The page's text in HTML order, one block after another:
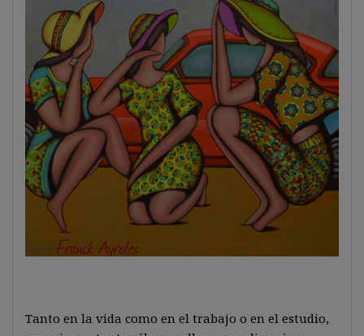
Tanto en la vida como en el trabajo o en el estudio,